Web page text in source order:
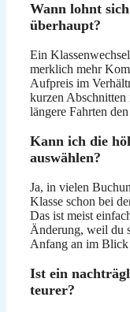
Wann lohnt
überhaupt?
Ein
merklich mehr
Aufpreis im
kurzen
längere Fahrten
Kann ich die
auswählen?
Ja, in vielen
Klasse schon bei
Das ist meist
Änderung, weil du
Anfang an im Blick
Ist ein
teurer?